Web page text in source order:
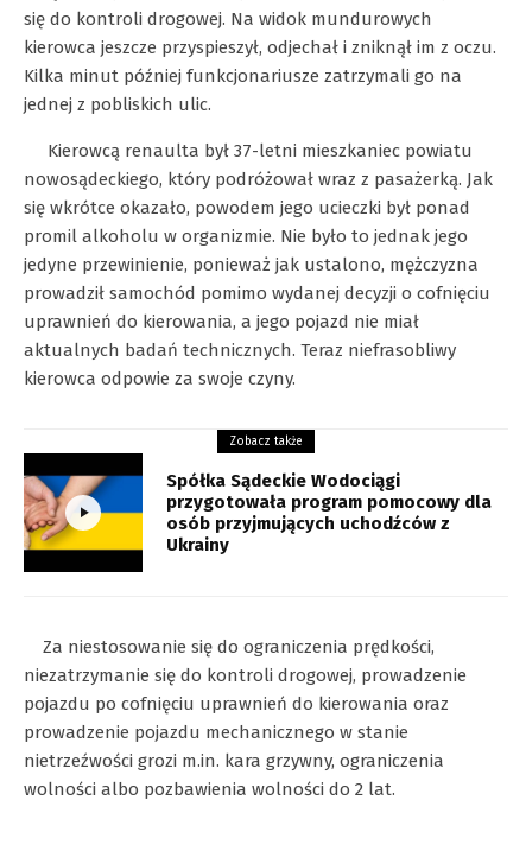
się do kontroli drogowej. Na widok mundurowych
kierowca jeszcze przyspieszył, odjechał i zniknął im z oczu.
Kilka minut później funkcjonariusze zatrzymali go na
jednej z pobliskich ulic.
Kierowcą renaulta był 37-letni mieszkaniec powiatu
nowosądeckiego, który podróżował wraz z pasażerką. Jak
się wkrótce okazało, powodem jego ucieczki był ponad
promil alkoholu w organizmie. Nie było to jednak jego
jedyne przewinienie, ponieważ jak ustalono, mężczyzna
prowadził samochód pomimo wydanej decyzji o cofnięciu
uprawnień do kierowania, a jego pojazd nie miał
aktualnych badań technicznych. Teraz niefrasobliwy
kierowca odpowie za swoje czyny.
Zobacz także
Spółka Sądeckie Wodociągi
przygotowała program pomocowy dla
osób przyjmujących uchodźców z
Ukrainy
Za niestosowanie się do ograniczenia prędkości,
niezatrzymanie się do kontroli drogowej, prowadzenie
pojazdu po cofnięciu uprawnień do kierowania oraz
prowadzenie pojazdu mechanicznego w stanie
nietrzeźwości grozi m.in. kara grzywny, ograniczenia
wolności albo pozbawienia wolności do 2 lat.